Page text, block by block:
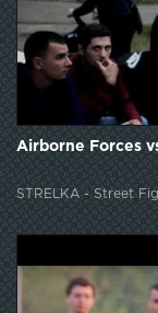
Airborne Forces
STRELKA - Street